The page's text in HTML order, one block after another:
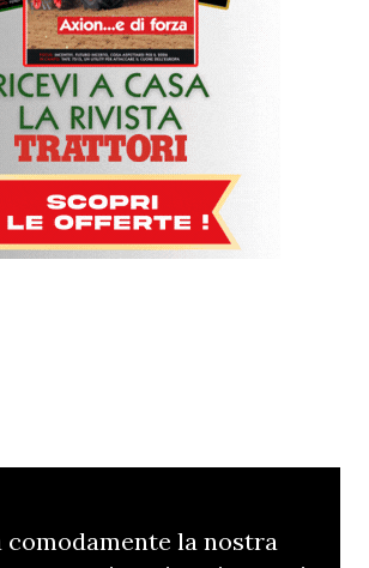
comodamente la nostra